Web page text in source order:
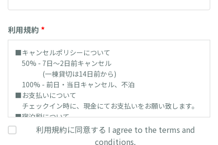
利用規約 *
■キャンセルポリシーについて
50% - 7日～2日前キャンセル
(一棟貸切は14日前から)
100% - 前日・当日キャンセル、不泊
■お支払いについて
チェックイン時に、現金にてお支払いをお願い致します。
■宿泊税について
1名様1泊につき200円の宿泊税を、別途お支払いいただき
ます。(京都市条例)
利用規約に同意する I agree to the terms and
conditions.